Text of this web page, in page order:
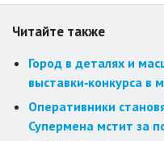
Читайте также
Город в деталях и
выставки‑конкурса в
Оперативники
Супермена мстит за